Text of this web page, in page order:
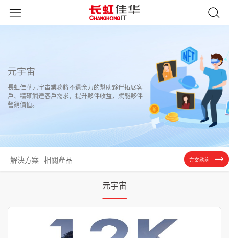
元宇宙
長虹佳華元宇宙業務將不遺余力的幫助夥伴拓展客
戶、精確觸達客戶需求，提升夥伴收益，賦能夥伴
營銷價值。
解決方案 相關產品 方案諮詢
元宇宙